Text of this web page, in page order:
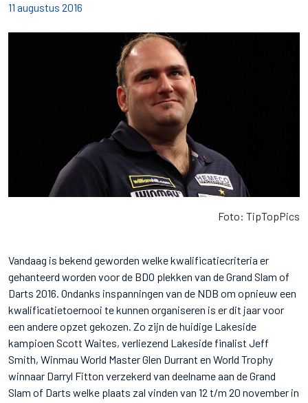
11 augustus 2016
Foto: TipTopPics
Vandaag is bekend geworden welke kwalificatiecriteria er
gehanteerd worden voor de BDO plekken van de Grand Slam of
Darts 2016. Ondanks inspanningen van de NDB om opnieuw een
kwalificatietoernooi te kunnen organiseren is er dit jaar voor
een andere opzet gekozen. Zo zijn de huidige Lakeside
kampioen Scott Waites, verliezend Lakeside finalist Jeff
Smith, Winmau World Master Glen Durrant en World Trophy
winnaar Darryl Fitton verzekerd van deelname aan de Grand
Slam of Darts welke plaats zal vinden van 12 t/m 20 november in